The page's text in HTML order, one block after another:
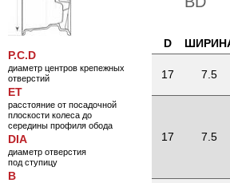
P.C.D
диаметр центров крепежных
отверстий
ET
расстояние от посадочной
плоскости колеса до
середины профиля обода
DIA
диаметр отверстия
под ступицу
B
D
17 7.5
17 7.5